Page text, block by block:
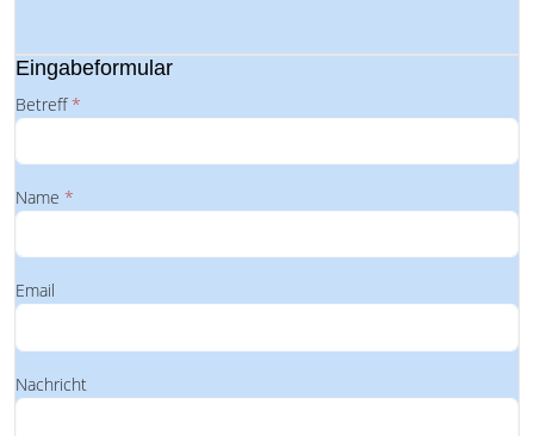
Eingabeformular
Betreff*
Name *
Email
Nachricht